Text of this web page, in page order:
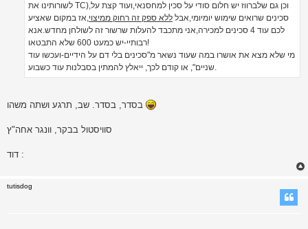
לשורותינו את TC),וכן גם שלברווז יש חלום סודי על סכין למחסנאי,ועוד קצת על
סכינים שרואים שימוש יומיומי,אבל ללא ספק זה רחוק ממיצוי,אז במקום שאציע
לכם עוד 4 סכינים למכירה,אני מתכבד להעלות שרשור זה לשולחן מחדש.אנא
רבותיי-יש כמעט 600 שלא התבטאו!
מי שלא מצא את אושרו במה שעוד נשאר מ"סכינים בלי דם על הידיים-ועכשו עוד
שניים", או קודם לכך, ייאלץ להמתין בסבלנות עוד כשבוע.
סוויסטול בבקר, וונגר אחה"ץ
דוד :
tutisdog